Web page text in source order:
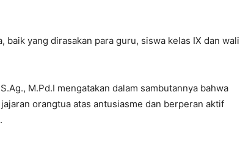
yang dirasakan para guru, siswa kelas IX dan wali
M.Pd.I mengatakan dalam sambutannya bahwa
orangtua atas antusiasme dan berperan aktif